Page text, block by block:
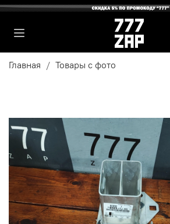
Главная Товары с фото